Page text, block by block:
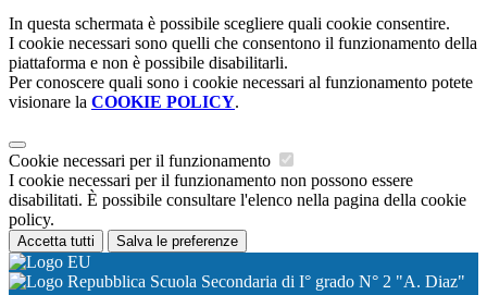
In questa schermata è possibile scegliere quali cookie consentire.
I cookie necessari sono quelli che consentono il funzionamento della
piattaforma e non è possibile disabilitarli.
Per conoscere quali sono i cookie necessari al funzionamento potete
visionare la COOKIE POLICY.
Cookie necessari per il funzionamento
I cookie necessari per il funzionamento non possono essere
disabilitati. È possibile consultare l'elenco nella pagina della cookie
policy.
Accetta tutti Salva le preferenze
Scuola Secondaria di I° grado N° 2 "A. Diaz"